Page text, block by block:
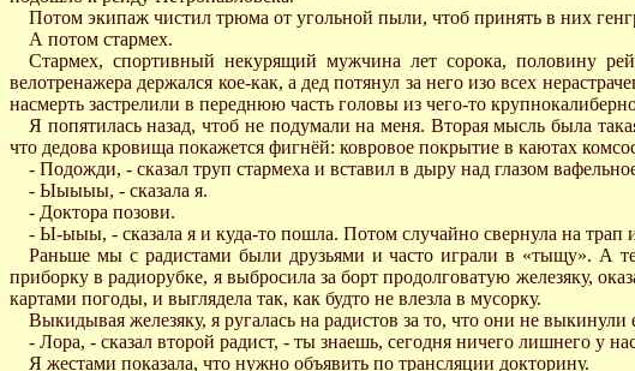
Потом экипаж чистил трюма от угольной пыли, чтоб принять в них
А потом стармех.
Стармех, спортивный некурящий мужчина лет сорока, половину
велотренажера держался кое-как, а дед потянул за него изо всех
насмерть застрелили в переднюю часть головы из чего-то
Я попятилась назад, чтоб не подумали на меня. Вторая мысль была
что дедова кровища покажется фигнёй: ковровое покрытие в каютах
- Подожди, - сказал труп стармеха и вставил в дыру над глазом
- Ыыыыы, - сказала я.
- Доктора позови.
- Ы-ыыы, - сказала я и куда-то пошла. Потом случайно свернула на трап
Раньше мы с радистами были друзьями и часто играли в «тыщу». А
приборку в радиорубке, я выбросила за борт продолговатую железяку,
картами погоды, и выглядела так, как будто не влезла в мусорку.
Выкидывая железяку, я ругалась на радистов за то, что они не
- Лора, - сказал второй радист, - ты знаешь, сегодня ничего лишнего у
Я жестами показала, что нужно объявить по трансляции докторину.